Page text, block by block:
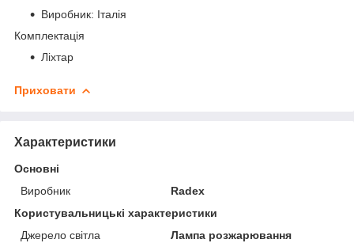
Виробник: Італія
Комплектація
Ліхтар
Приховати
Характеристики
Основні
Виробник
Radex
Користувальницькі характеристики
Джерело світла
Лампа розжарювання